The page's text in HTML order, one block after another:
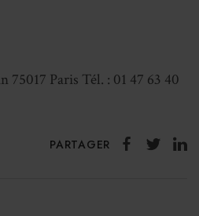
75017 Paris Tél. : 01 47 63 40
PARTAGER